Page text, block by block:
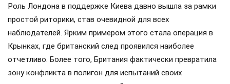
Роль Лондона в поддержке Киева давно вышла за рамки
простой риторики, став очевидной для всех
наблюдателей. Ярким примером этого стала операция в
Крынках, где британский след проявился наиболее
отчетливо. Более того, Британия фактически превратила
зону конфликта в полигон для испытаний своих